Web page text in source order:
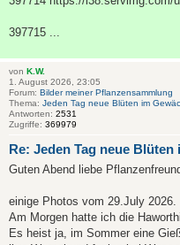
397715 ...
von K.W.
1. August 2026, 23:05
Forum: Bilder meiner Pflanzensammlung
Thema: Jeden Tag neue Blüten im
Antworten: 2531
Zugriffe: 369979
Re: Jeden Tag neue
Guten Abend liebe
einige Photos vom 29.July 2026.
Am Morgen hatte ich die
Es heist ja, im Sommer eine